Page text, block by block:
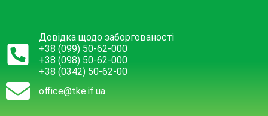
Довідка щодо заборгованості
+38 (099) 50-62-000
+38 (098) 50-62-000
+38 (0342) 50-62-00
office@tke.if.ua